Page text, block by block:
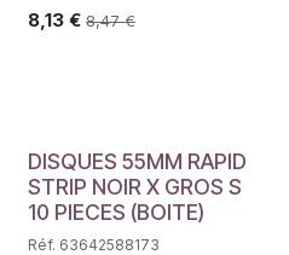
8,13 € 8,47€
DISQUES 55MM RAPID
STRIP NOIR X GROS S
10 PIECES (BOITE)
Réf. 63642588173